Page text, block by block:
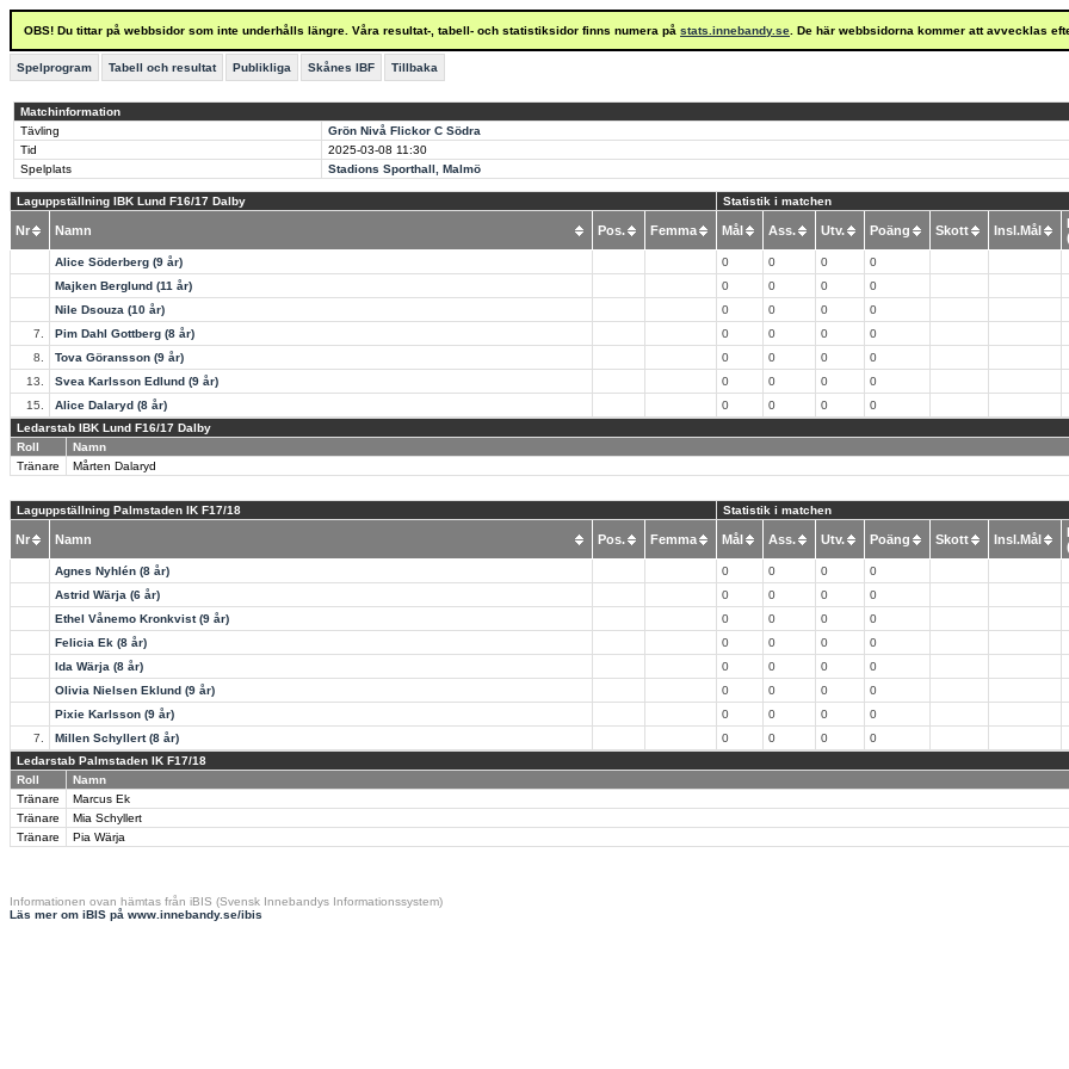
OBS! Du tittar på webbsidor som inte underhålls längre. Våra resultat-, tabell- och statistiksidor finns numera på stats.innebandy.se . De här webbsidorna kommer att avvecklas
Spelprogram Tabell och resultat Publikliga Skånes IBF Tillbaka
Matchinformation
Tävling
Grön Nivå Flickor C Södra
Tid
2025-03-08 11:30
Spelplats
Stadions Sporthall, Malmö
Laguppställning IBK Lund F16/17 Dalby Statistik i matchen
Nr Namn Pos. Femma Mål Ass. Utv. Poäng Skott Insl.Mål
Alice Söderberg (9 år) 0 0 0
0
Majken Berglund (11 år)
0 0 0
0
Nile Dsouza (10 år)
0 0 0
0
7.
Pim Dahl Gottberg (8 år) 0 0 0
0
8.
Tova Göransson (9 år) 0 0 0
0
13.
Svea Karlsson Edlund (9 år) 0 0 0
0
15.
Alice Dalaryd (8 år) 0 0 0
0
Ledarstab IBK Lund F16/17 Dalby
Roll
Namn
Tränare
Mårten Dalaryd
Laguppställning Palmstaden IK F17/18 Statistik i matchen
Nr Namn Pos. Femma Mål Ass. Utv. Poäng Skott Insl.Mål
Agnes Nyhlén (8 år) 0 0 0
0
Astrid Wärja (6 år)
0 0 0
0
Ethel Vånemo Kronkvist (9 år)
0 0 0
0
Felicia Ek (8 år)
0 0 0
0
Ida Wärja (8 år)
0 0 0
0
Olivia Nielsen Eklund (9 år)
0 0 0
0
Pixie Karlsson (9 år)
0 0 0
0
7.
Millen Schyllert (8 år) 0 0 0
0
Ledarstab Palmstaden IK F17/18
Roll
Namn
Tränare
Marcus Ek
Tränare
Mia Schyllert
Tränare
Pia Wärja
Informationen ovan hämtas från iBIS (Svensk Innebandys Informationssystem)
Läs mer om iBIS på www.innebandy.se/ibis